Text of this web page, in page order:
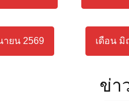
ายน 2569 เดือน มิ
ข่า